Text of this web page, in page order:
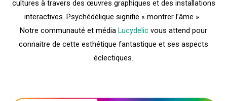
cultures à travers des œuvres graphiques et des installations
interactives. Psychédélique signifie « montrer l’âme ».
Notre communauté et média Lucydelic vous attend pour
connaitre de cette esthétique fantastique et ses aspects
éclectiques.